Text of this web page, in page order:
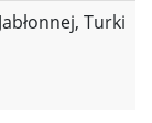
Turki